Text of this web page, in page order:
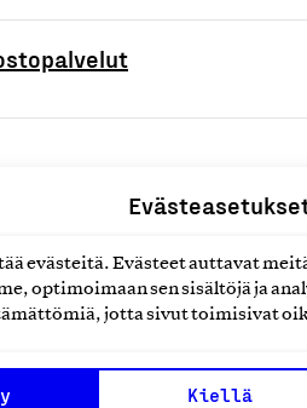
evästeitä. Evästeet auttavat
optimoimaan sen sisältöjä ja
jotta sivut toimisivat
Kiellä